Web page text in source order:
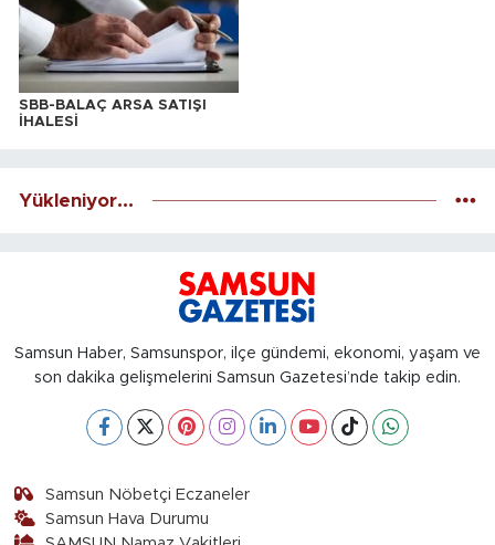
SBB-BALAÇ ARSA SATIŞI
İHALESİ
Yükleniyor...
Samsun Haber, Samsunspor, ilçe gündemi, ekonomi, yaşam ve
son dakika gelişmelerini Samsun Gazetesi’nde takip edin.
Samsun Nöbetçi Eczaneler
Samsun Hava Durumu